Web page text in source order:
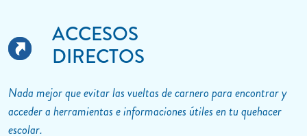
ACCESOS
DIRECTOS
Nada mejor que evitar las vueltas de carnero para encontrar y
acceder a herramientas e informaciones útiles en tu quehacer
escolar.